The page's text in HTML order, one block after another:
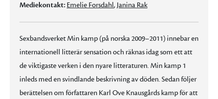
Mediekontakt: Emelie Forsdahl, Janina Rak
Sexbandsverket Min kamp (på norska 2009–2011) innebar en
internationell litterär sensation och räknas idag som ett att
de viktigaste verken i den nyare litteraturen. Min kamp 1
inleds med en svindlande beskrivning av döden. Sedan följer
berättelsen om författaren Karl Ove Knausgårds kamp för att